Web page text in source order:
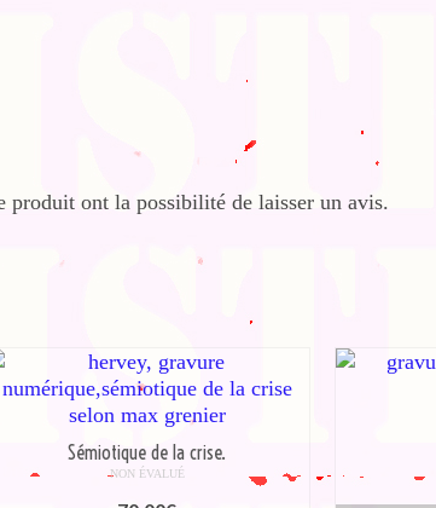
produit ont la possibilité de laisser un avis.
Sémiotique de la crise.
NON ÉVALUÉ